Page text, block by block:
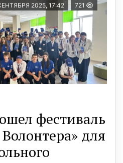
2025, 17:42 721
фестиваль
для